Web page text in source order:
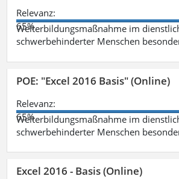
Relevanz:
65%
Weiterbildungsmaßnahme im
schwerbehinderter Menschen
POE: "Excel 2016 Basis" (Online)
Relevanz:
65%
Weiterbildungsmaßnahme im
schwerbehinderter Menschen
Excel 2016 - Basis (Online)